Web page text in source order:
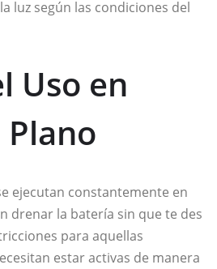
luz según las condiciones del
Uso en
Plano
ejecutan constantemente en
drenar la batería sin que te des
para aquellas
estar activas de manera